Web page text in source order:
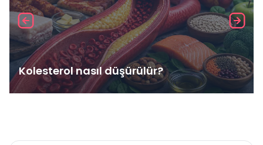
Kolesterol nasıl düşürülür?